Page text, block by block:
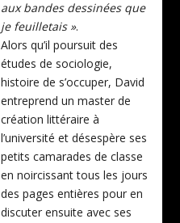
aux bandes dessinées que
je feuilletais ».
Alors qu’il poursuit des
études de sociologie,
histoire de s’occuper, David
entreprend un master de
création littéraire à
l’université et désespère ses
petits camarades de classe
en noircissant tous les jours
des pages entières pour en
discuter ensuite avec ses